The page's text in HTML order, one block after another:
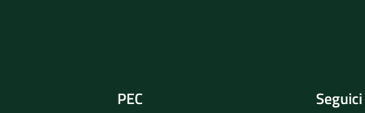
PEC